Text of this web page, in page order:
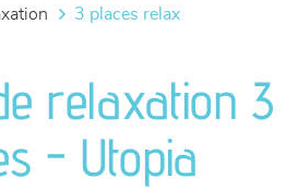
3 places relax
relaxation 3
- Utopia